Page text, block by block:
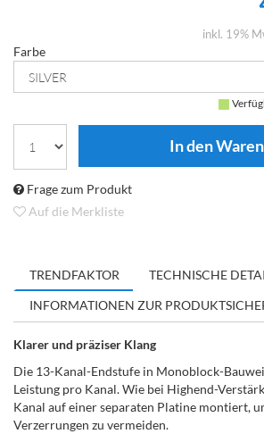
inkl. 19%
Farbe
Frage zum Produkt
Auf die Merkliste
TRENDFAKTOR
TECHNISCHE
INFORMATIONEN ZUR
Klarer und präziser Klang
Die 13-Kanal-Endstufe in Monoblock-
Leistung pro Kanal. Wie bei Highend-
Kanal auf einer separaten Platine montiert,
Verzerrungen zu vermeiden.